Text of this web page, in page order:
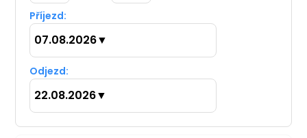
Příjezd:
07.08.2026▼
Odjezd:
22.08.2026▼